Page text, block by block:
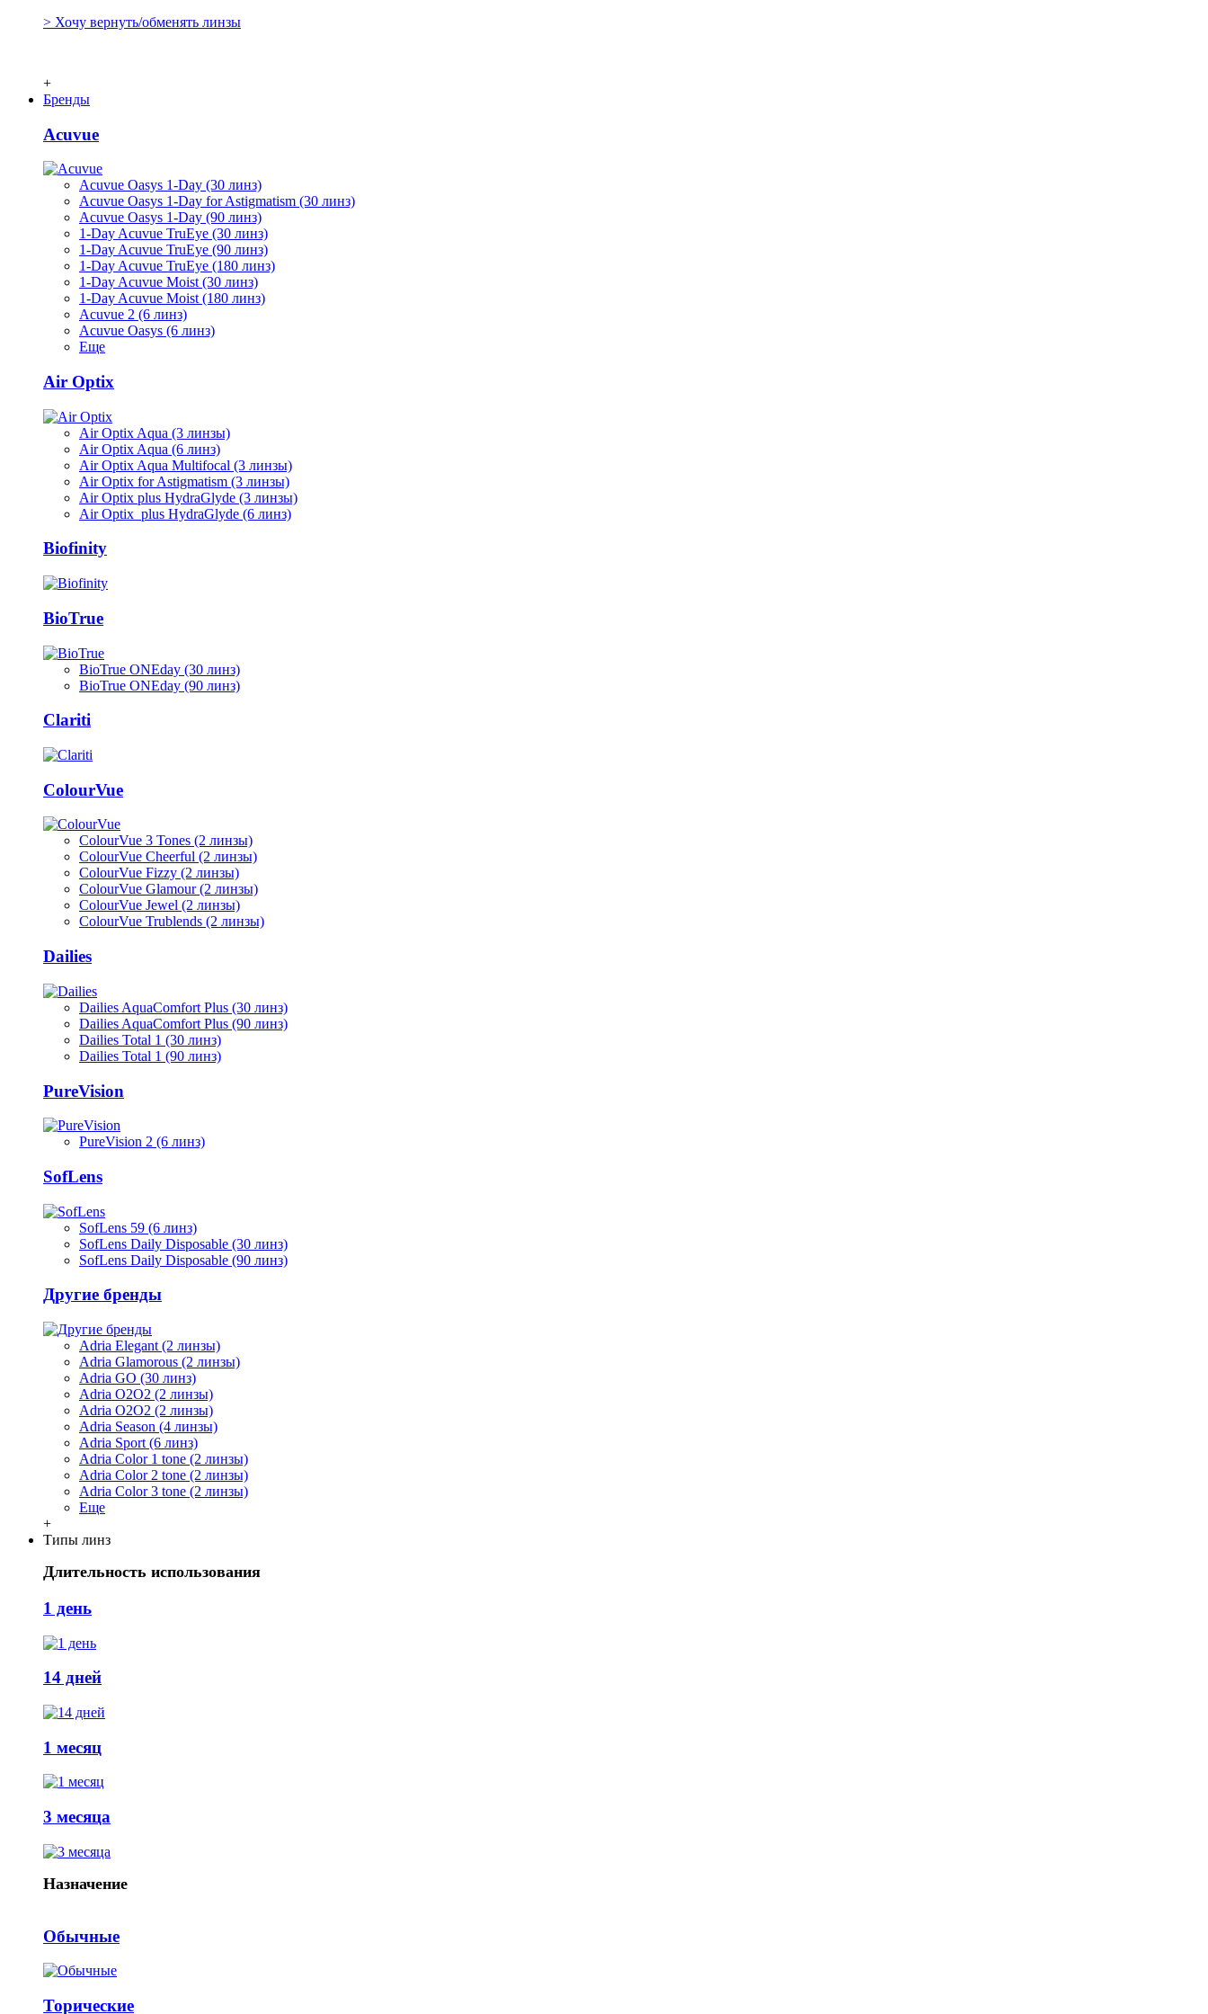
> Хочу вернуть/обменять линзы
+
Бренды
Acuvue
Acuvue Oasys 1-Day (30 линз)
Acuvue Oasys 1-Day for Astigmatism (30 линз)
Acuvue Oasys 1-Day (90 линз)
1-Day Acuvue TruEye (30 линз)
1-Day Acuvue TruEye (90 линз)
1-Day Acuvue TruEye (180 линз)
1-Day Acuvue Moist (30 линз)
1-Day Acuvue Moist (180 линз)
Acuvue 2 (6 линз)
Acuvue Oasys (6 линз)
Еще
Air Optix
Air Optix Aqua (3 линзы)
Air Optix Aqua (6 линз)
Air Optix Aqua Multifocal (3 линзы)
Air Optix for Astigmatism (3 линзы)
Air Optix plus HydraGlyde (3 линзы)
Air Optix plus HydraGlyde (6 линз)
Biofinity
BioTrue
BioTrue ONEday (30 линз)
BioTrue ONEday (90 линз)
Clariti
ColourVue
ColourVue 3 Tones (2 линзы)
ColourVue Cheerful (2 линзы)
ColourVue Fizzy (2 линзы)
ColourVue Glamour (2 линзы)
ColourVue Jewel (2 линзы)
ColourVue Trublends (2 линзы)
Dailies
Dailies AquaComfort Plus (30 линз)
Dailies AquaComfort Plus (90 линз)
Dailies Total 1 (30 линз)
Dailies Total 1 (90 линз)
PureVision
PureVision 2 (6 линз)
SofLens
SofLens 59 (6 линз)
SofLens Daily Disposable (30 линз)
SofLens Daily Disposable (90 линз)
Другие бренды
Adria Elegant (2 линзы)
Adria Glamorous (2 линзы)
Adria GO (30 линз)
Adria O2O2 (2 линзы)
Adria O2O2 (2 линзы)
Adria Season (4 линзы)
Adria Sport (6 линз)
Adria Сolor 1 tone (2 линзы)
Adria Сolor 2 tone (2 линзы)
Adria Сolor 3 tone (2 линзы)
Еще
+
Типы линз
Длительность использования
1 день
14 дней
1 месяц
3 месяца
Назначение
Обычные
Торические